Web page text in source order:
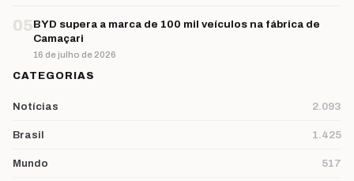
05BYD supera a marca de 100 mil veículos na fábrica de
Camaçari
16 de julho de 2026
CATEGORIAS
Notícias 2.093
Brasil 1.425
Mundo 517